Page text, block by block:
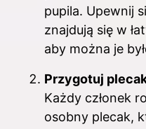
pupila. Upewnij
znajdują się w
aby można je
Przygotuj
Każdy członek
osobny plecak,